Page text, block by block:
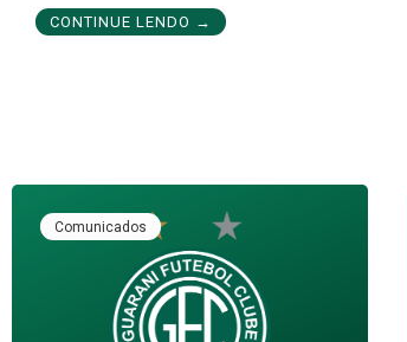
CONTINUE LENDO →
Comunicados